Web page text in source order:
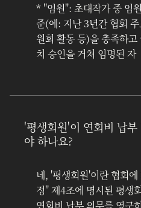
* "임원": 초대작가 중 임
준(예: 지난 3년간 협회
원회 활동 등)을 충족하고
치 승인을 거쳐 임명된 자
'평생회원'이 연회비 납
야 하나요?
네, '평생회원'이란 협회
정" 제4조에 명시된 평생